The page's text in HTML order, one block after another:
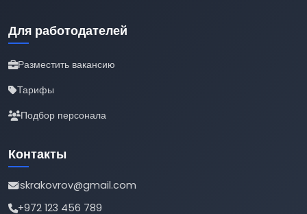
Для работодателей
Разместить вакансию
Тарифы
Подбор персонала
Контакты
iskrakovrov@gmail.com
+972 123 456 789